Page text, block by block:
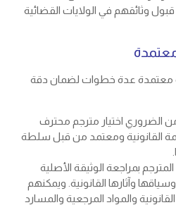
وثائقهم في الولايات القضائية
معتمدة عدة خطوات لضمان دقة
الضروري اختيار مترجم محترف
القانونية ومعتمد من قبل سلطة
بمراجعة الوثيقة الأصلية
وآثارها القانونية. ويمكنهم
والمواد المرجعية والمسارد